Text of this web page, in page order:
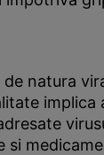
natura
implica
si